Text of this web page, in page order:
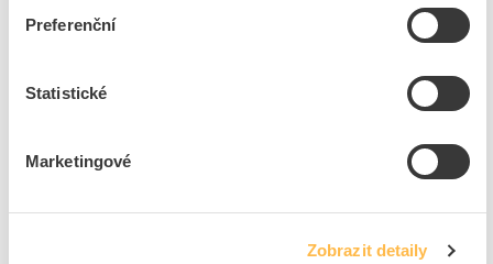
Preferenční
Statistické
Marketingové
Zobrazit detaily
světlo
+
Adresa: Komárovská 2406/57, 193 00 Praha 9 - Horní Počernice,